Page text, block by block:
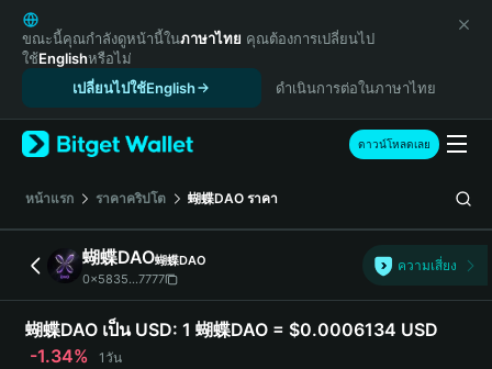
English
日本語
Tiếng Việt
Español (Latinoamérica)
Türkçe
Français
Deutsch
简体中文
繁體中文
Português (Portugal)
Bahasa Indonesia
ภาษาไทย
ขณะนี้คุณกำลังดูหน้านี้ในภาษาไทย คุณต้องการเปลี่ยนไป
ใช้Englishหรือไม่
เปลี่ยนไปใช้English
ดำเนินการต่อในภาษาไทย
ดาวน์โหลดเลย
หน้าแรก ราคาคริปโต 蝴蝶DAO ราคา
蝴蝶DAO蝴蝶DAO
0x5835...7777
ความเสี่ยง
蝴蝶DAO เป็น USD: 1 蝴蝶DAO = $0.0006134 USD
-1.34%
1วัน